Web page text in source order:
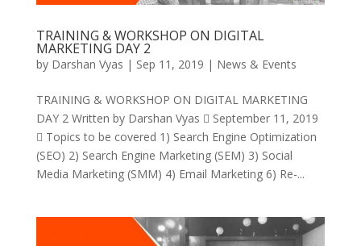
TRAINING & WORKSHOP ON DIGITAL
MARKETING DAY 2
by Darshan Vyas | Sep 11, 2019 | News & Events
TRAINING & WORKSHOP ON DIGITAL MARKETING
DAY 2 Written by Darshan Vyas  September 11, 2019
 Topics to be covered 1) Search Engine Optimization
(SEO) 2) Search Engine Marketing (SEM) 3) Social
Media Marketing (SMM) 4) Email Marketing 6) Re-...